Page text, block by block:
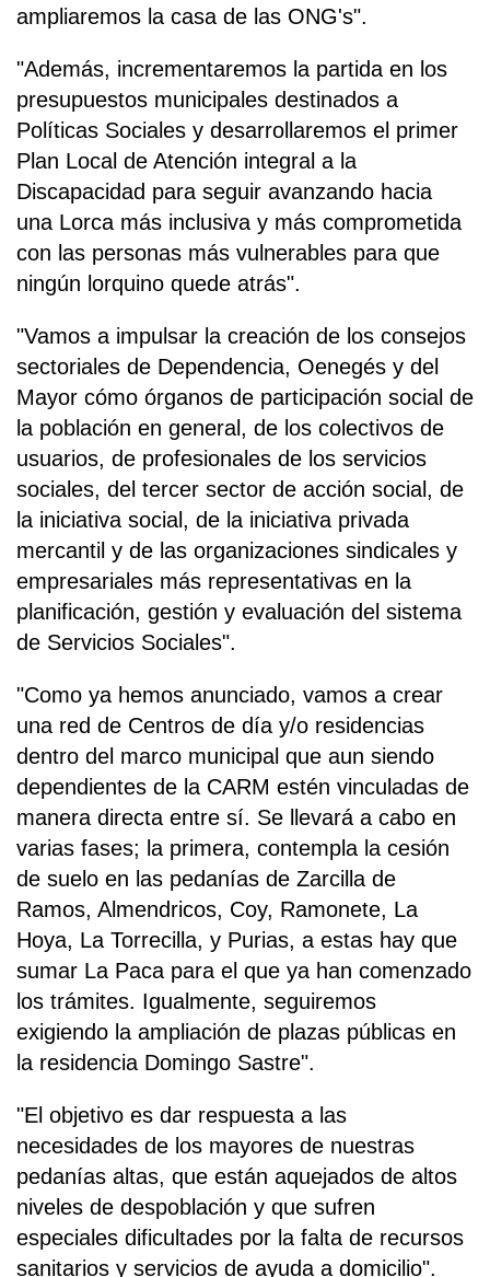
ampliaremos la casa de las ONG's".
"Además, incrementaremos la partida en los
presupuestos municipales destinados a
Políticas Sociales y desarrollaremos el primer
Plan Local de Atención integral a la
Discapacidad para seguir avanzando hacia
una Lorca más inclusiva y más comprometida
con las personas más vulnerables para que
ningún lorquino quede atrás".
"Vamos a impulsar la creación de los consejos
sectoriales de Dependencia, Oenegés y del
Mayor cómo órganos de participación social de
la población en general, de los colectivos de
usuarios, de profesionales de los servicios
sociales, del tercer sector de acción social, de
la iniciativa social, de la iniciativa privada
mercantil y de las organizaciones sindicales y
empresariales más representativas en la
planificación, gestión y evaluación del sistema
de Servicios Sociales".
"Como ya hemos anunciado, vamos a crear
una red de Centros de día y/o residencias
dentro del marco municipal que aun siendo
dependientes de la CARM estén vinculadas de
manera directa entre sí. Se llevará a cabo en
varias fases; la primera, contempla la cesión
de suelo en las pedanías de Zarcilla de
Ramos, Almendricos, Coy, Ramonete, La
Hoya, La Torrecilla, y Purias, a estas hay que
sumar La Paca para el que ya han comenzado
los trámites. Igualmente, seguiremos
exigiendo la ampliación de plazas públicas en
la residencia Domingo Sastre".
"El objetivo es dar respuesta a las
necesidades de los mayores de nuestras
pedanías altas, que están aquejados de altos
niveles de despoblación y que sufren
especiales dificultades por la falta de recursos
sanitarios y servicios de ayuda a domicilio".